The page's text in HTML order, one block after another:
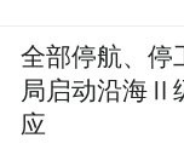
全部停航、停
局启动沿海Ⅱ
应